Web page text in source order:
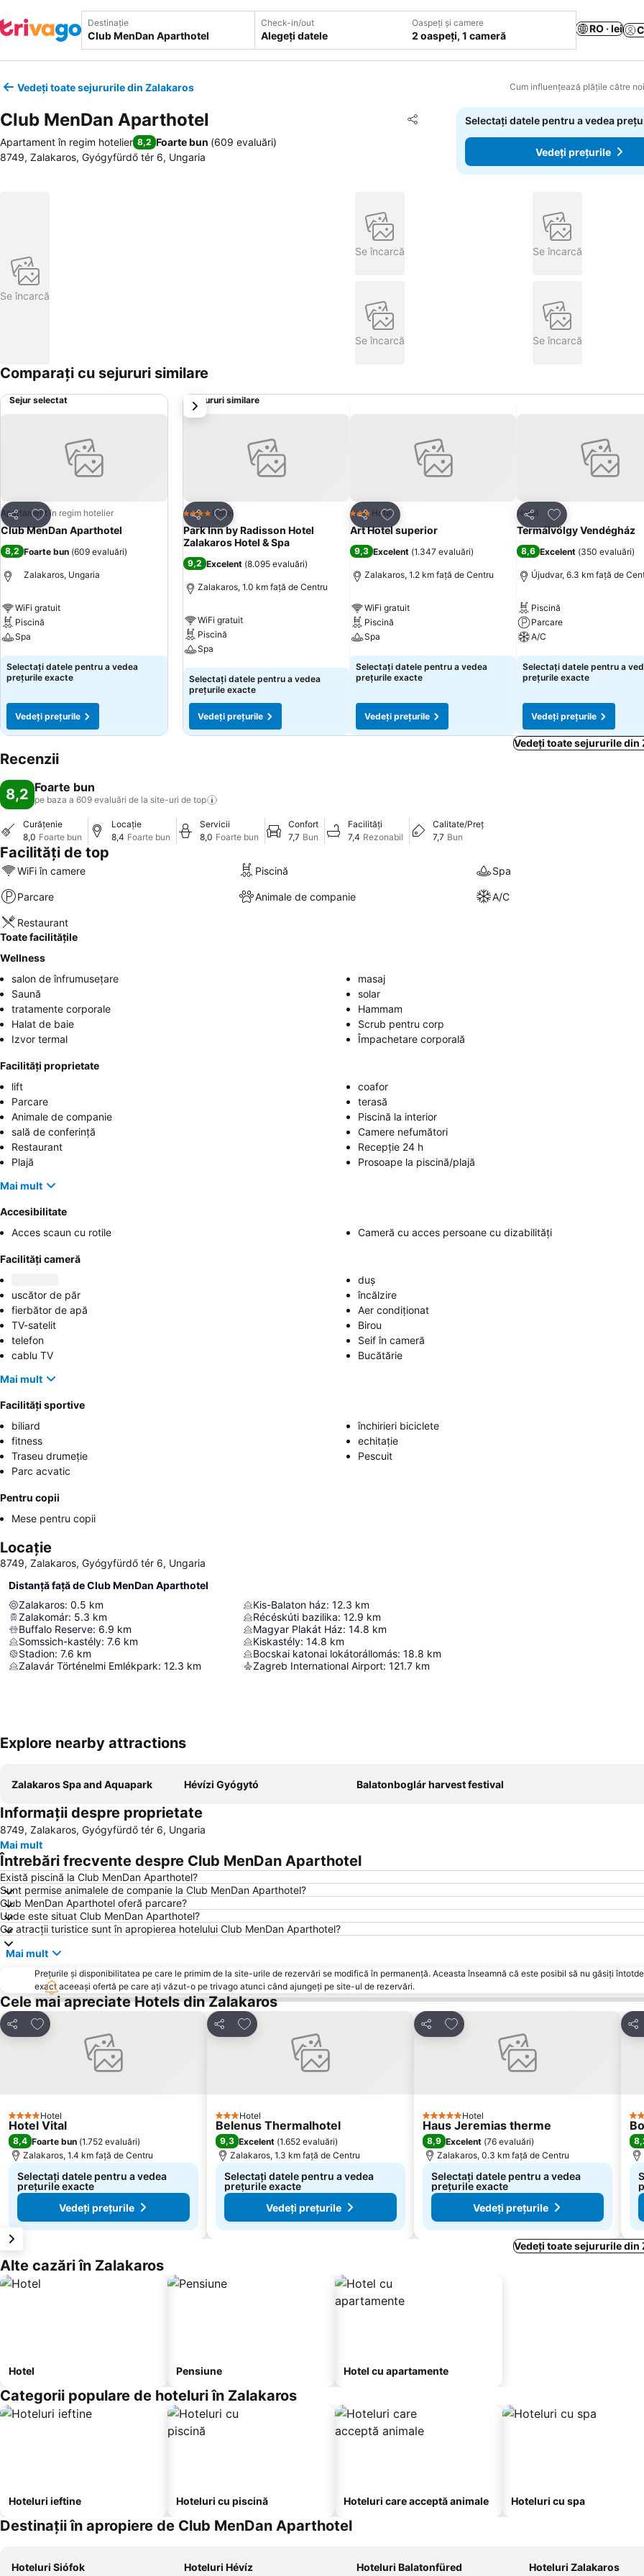
Destinație Check-in/out
Alegeți datele
Oaspeți și camere
2 oaspeți, 1 cameră
RO · lei
Vedeți toate sejururile din Zalakaros Cum influențează plățile către
Club MenDan Aparthotel Distribuiți
Adăugaţi la favorite
Apartament în regim hotelier 8,2 Foarte bun (609 evaluări)
8749, Zalakaros, Gyógyfürdő tér 6, Ungaria
Selectați datele pentru a vedea
Vedeți prețurile
Se încarcă
Se încarcă Se încarcă
Se încarcă Se încarcă
Comparați cu sejururi similare
Sejur selectat
Distribuiți
Adăugaţi la favorite
Apartament în regim hotelier
Club MenDan Aparthotel
8,2 Foarte bun (609 evaluări)
Zalakaros, Ungaria
WiFi gratuit
Piscină
Spa
Vedeți prețurile
Selectați datele pentru a vedea
prețurile exacte
Vedeți prețurile
Sejururi similare
Distribuiți
Adăugaţi la favorite
4 Stele Hotel
Park Inn by Radisson Hotel
Zalakaros Hotel & Spa
9,2 Excelent (8.095 evaluări)
Zalakaros, 1.0 km faţă de Centru
WiFi gratuit
Piscină
Spa
Vedeți prețurile
Selectați datele pentru a vedea
prețurile exacte
Vedeți prețurile
Distribuiți
Adăugaţi la favorite
3 SteleHotel
Art Hotel superior
9,3 Excelent (1.347 evaluări)
Zalakaros, 1.2 km faţă de Centru
WiFi gratuit
Piscină
Spa
Vedeți prețurile
Selectați datele pentru a vedea
prețurile exacte
Vedeți prețurile
Distribuiți
Adăugaţi la
Hotel
Termálvölgy Vendégház
8,6 Excelent (350 evaluări)
Újudvar, 6.3 km faţă de
Piscină
Parcare
A/C
Vedeți prețurile
Selectați datele pentru a
prețurile exacte
Vedeți prețurile
următorul
Vedeți toate sejururile din
Recenzii
8,2 Foarte bun
pe baza a 609 evaluări de la site-uri de top
Curățenie
8,0 Foarte bun
Locație
8,4 Foarte bun
Servicii
8,0 Foarte bun
Confort
7,7 Bun
Facilități
7,4 Rezonabil
Calitate/Preț
7,7 Bun
Facilități de top
WiFi în camere Piscină Spa
Parcare Animale de companie A/C
Restaurant
Toate facilitățile
Wellness
salon de înfrumusețare
masaj
Saună
solar
tratamente corporale
Hammam
Halat de baie
Scrub pentru corp
Izvor termal
Împachetare corporală
Facilități proprietate
lift
coafor
Parcare
terasă
Animale de companie
Piscină la interior
sală de conferinţă
Camere nefumători
Restaurant
Recepție 24 h
Plajă
Prosoape la piscină/plajă
Mai mult
Accesibilitate
Acces scaun cu rotile
Cameră cu acces persoane cu dizabilități
Facilități cameră
duș
uscător de păr
încălzire
fierbător de apă
Aer condiționat
TV-satelit
Birou
telefon
Seif în cameră
cablu TV
Bucătărie
Mai mult
Facilități sportive
biliard
închirieri biciclete
fitness
echitație
Traseu drumeție
Pescuit
Parc acvatic
Pentru copii
Mese pentru copii
Locație
8749, Zalakaros, Gyógyfürdő tér 6, Ungaria
Distanță față de Club MenDan Aparthotel
Zalakaros: 0.5 km
Zalakomár: 5.3 km
Buffalo Reserve: 6.9 km
Somssich-kastély: 7.6 km
Stadion: 7.6 km
Zalavár Történelmi Emlékpark: 12.3 km
Kis-Balaton ház: 12.3 km
Récéskúti bazilika: 12.9 km
Magyar Plakát Ház: 14.8 km
Kiskastély: 14.8 km
Bocskai katonai lokátorállomás: 18.8 km
Zagreb International Airport: 121.7 km
Explore nearby attractions
Zalakaros Spa and Aquapark Hévízi Gyógytó Balatonboglár harvest festival
Informații despre proprietate
8749, Zalakaros, Gyógyfürdő tér 6, Ungaria
Mai mult
Întrebări frecvente despre Club MenDan Aparthotel
Există piscină la Club MenDan Aparthotel?
Sunt permise animalele de companie la Club MenDan Aparthotel?
Club MenDan Aparthotel oferă parcare?
Unde este situat Club MenDan Aparthotel?
Ce atracții turistice sunt în apropierea hotelului Club MenDan Aparthotel?
Mai mult
Prețurile și disponibilitatea pe care le primim de la site-urile de rezervări se modifică în permanență. Aceasta înseamnă că este posibil să nu găsiți
exact aceeași ofertă pe care ați văzut-o pe trivago atunci când ajungeți pe site-ul de rezervări.
Cele mai apreciate Hotels din Zalakaros
Distribuiți
Adăugaţi la favorite
4 Stele Hotel
Hotel Vital
8,4 Foarte bun (1.752 evaluări)
Zalakaros, 1.4 km faţă de Centru
Selectați datele pentru a vedea
prețurile exacte
Vedeți prețurile
Distribuiți
Adăugaţi la favorite
3 SteleHotel
Belenus Thermalhotel
9,3 Excelent (1.652 evaluări)
Zalakaros, 1.3 km faţă de Centru
Selectați datele pentru a vedea
prețurile exacte
Vedeți prețurile
Distribuiți
Adăugaţi la favorite
5 Stele Hotel
Haus Jeremias therme
8,9 Excelent (76 evaluări)
Zalakaros, 0.3 km faţă de Centru
Selectați datele pentru a vedea
prețurile exacte
Vedeți prețurile
3
Vedeți toate sejururile din
Alte cazări în Zalakaros
Hotel Pensiune Hotel cu apartamente
Categorii populare de hoteluri în Zalakaros
Hoteluri ieftine Hoteluri cu piscină Hoteluri care acceptă animale Hoteluri cu spa
Destinații în apropiere de Club MenDan Aparthotel
Hoteluri Siófok Hoteluri Hévíz Hoteluri Balatonfüred Hoteluri Zalakaros